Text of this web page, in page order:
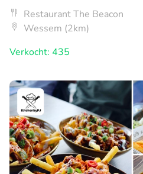
Restaurant The Beacon
Wessem (2km)
Verkocht: 435